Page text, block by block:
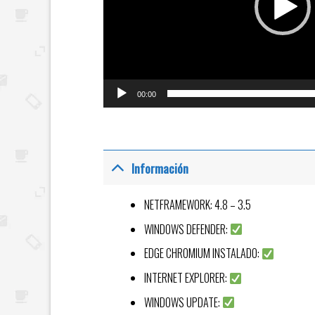
00:00
Información
NETFRAMEWORK: 4.8 – 3.5
WINDOWS DEFENDER:
EDGE CHROMIUM INSTALADO:
INTERNET EXPLORER:
WINDOWS UPDATE: